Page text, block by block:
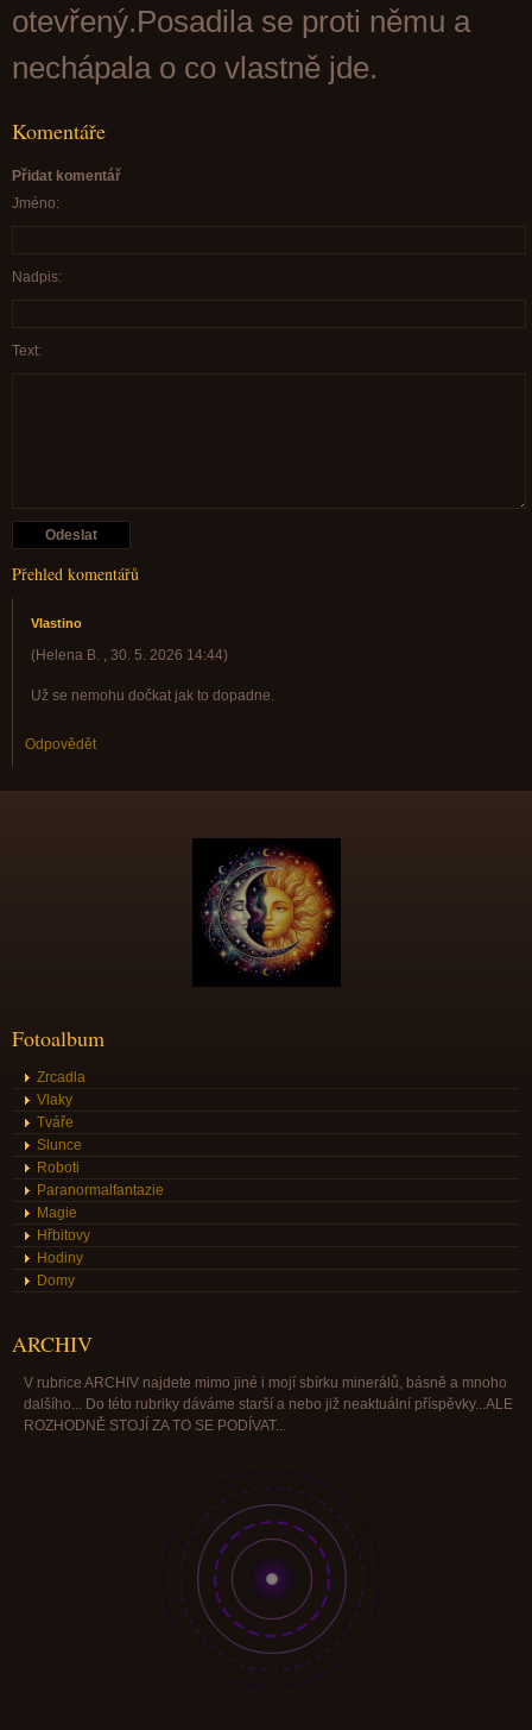
otevřený.Posadila se proti němu a
nechápala o co vlastně jde.
Komentáře
Přidat komentář
Jméno:
Nadpis:
Text:
Přehled komentářů
Vlastino
(Helena B. , 30. 5. 2026 14:44)
Už se nemohu dočkat jak to dopadne.
Odpovědět
Fotoalbum
Zrcadla
Vlaky
Tváře
Slunce
Roboti
Paranormalfantazie
Magie
Hřbitovy
Hodiny
Domy
ARCHIV
V rubrice ARCHIV najdete mimo jiné i mojí sbírku minerálů, básně a mnoho
dalšího... Do této rubriky dáváme starší a nebo již neaktuální příspěvky...ALE
ROZHODNĚ STOJÍ ZA TO SE PODÍVAT...